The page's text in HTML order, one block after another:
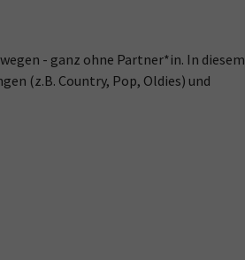
- ganz ohne Partner*in. In diesem
(z.B. Country, Pop, Oldies) und